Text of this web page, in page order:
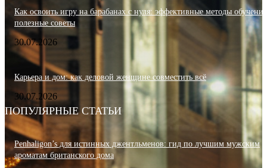
Как освоить игру на барабанах с нуля: эффективные методы
полезные советы
30.07.2026
Карьера и дом: как деловой женщине совместить всё
30.07.2026
ПОПУЛЯРНЫЕ СТАТЬИ
Penhaligon’s для истинных джентльменов: гид по лучшим мужским
ароматам британского дома